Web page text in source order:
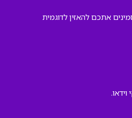
אתכם להאזין לדוגמית